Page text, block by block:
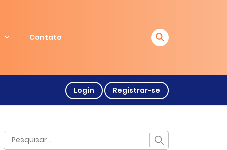
Contato
Login Registrar-se